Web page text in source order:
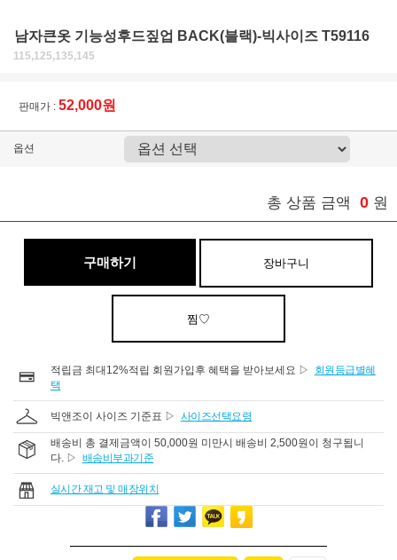
남자큰옷 기능성후드짚업 BACK(블랙)-빅사이즈 T59116
115,125,135,145
판매가 : 52,000원
옵션
총 상품 금액 0 원
구매하기 장바구니
찜♡
적립금 최대12%적립 회원가입후 혜택을 받아보세요 ▷
회원등급별혜
택
빅앤조이 사이즈 기준표 ▷ 사이즈선택요령
배송비 총 결제금액이 50,000원 미만시 배송비 2,500원이 청구됩니
다. ▷ 배송비부과기준
실시간 재고 및 매장위치